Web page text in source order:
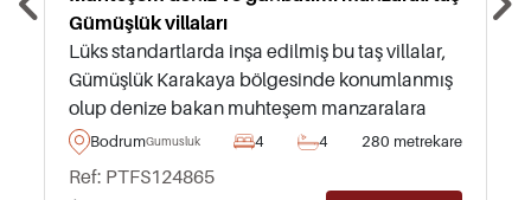
Gümüşlük villaları
Lüks standartlarda inşa edilmiş bu taş villalar,
Gümüşlük Karakaya bölgesinde konumlanmış
olup denize bakan muhteşem manzaralara
sahiptir – kasaba merkezi ve plajlara sadece
birkaç dakika mesafededir.
BodrumGumusluk 4 4 280 metrekare
Ref: PTFS124865